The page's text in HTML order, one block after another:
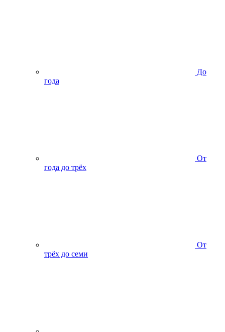
До
года
От
года до трёх
От
трёх до семи